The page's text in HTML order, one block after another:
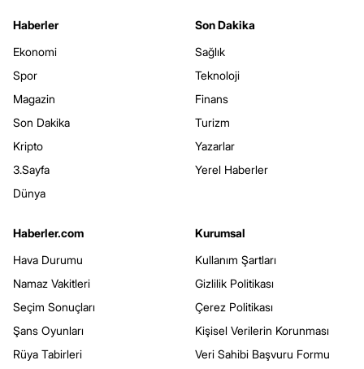
Haberler
Ekonomi
Spor
Magazin
Son Dakika
Kripto
3.Sayfa
Dünya
Son Dakika
Sağlık
Teknoloji
Finans
Turizm
Yazarlar
Yerel Haberler
Haberler.com
Hava Durumu
Namaz Vakitleri
Seçim Sonuçları
Şans Oyunları
Rüya Tabirleri
Kurumsal
Kullanım Şartları
Gizlilik Politikası
Çerez Politikası
Kişisel Verilerin Korunması
Veri Sahibi Başvuru Formu